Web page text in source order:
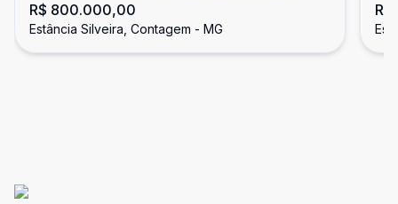
ESTÂNCIA SILVEIRA COM PROJETO
APROVADO !
R$ 800.000,00
Estância Silveira, Contagem - MG